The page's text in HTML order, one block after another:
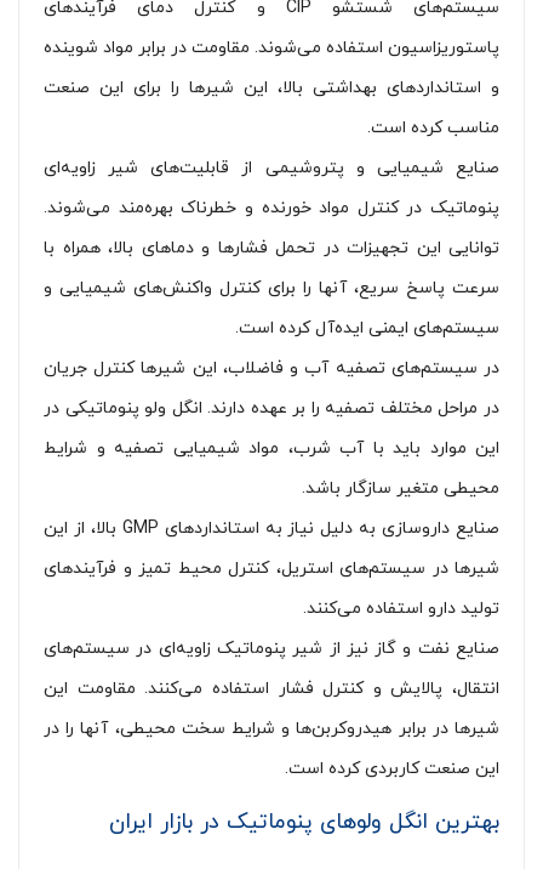
سیستم‌های شستشو CIP و کنترل دمای فرآیندهای
پاستوریزاسیون استفاده می‌شوند. مقاومت در برابر مواد شوینده
و استانداردهای بهداشتی بالا، این شیرها را برای این صنعت
مناسب کرده است.
صنایع شیمیایی و پتروشیمی از قابلیت‌های شیر زاویه‌ای
پنوماتیک در کنترل مواد خورنده و خطرناک بهره‌مند می‌شوند.
توانایی این تجهیزات در تحمل فشارها و دماهای بالا، همراه با
سرعت پاسخ سریع، آنها را برای کنترل واکنش‌های شیمیایی و
سیستم‌های ایمنی ایده‌آل کرده است.
در سیستم‌های تصفیه آب و فاضلاب، این شیرها کنترل جریان
در مراحل مختلف تصفیه را بر عهده دارند. انگل ولو پنوماتیکی در
این موارد باید با آب شرب، مواد شیمیایی تصفیه و شرایط
محیطی متغیر سازگار باشد.
صنایع داروسازی به دلیل نیاز به استانداردهای GMP بالا، از این
شیرها در سیستم‌های استریل، کنترل محیط تمیز و فرآیندهای
تولید دارو استفاده می‌کنند.
صنایع نفت و گاز نیز از شیر پنوماتیک زاویه‌ای در سیستم‌های
انتقال، پالایش و کنترل فشار استفاده می‌کنند. مقاومت این
شیرها در برابر هیدروکربن‌ها و شرایط سخت محیطی، آنها را در
این صنعت کاربردی کرده است.
بهترین انگل ولوهای پنوماتیک در بازار ایران